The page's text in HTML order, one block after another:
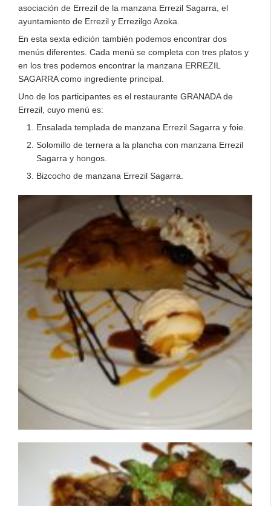
asociación de Errezil de la manzana Errezil Sagarra, el
ayuntamiento de Errezil y Errezilgo Azoka.
En esta sexta edición también podemos encontrar dos
menús diferentes. Cada menú se completa con tres platos y
en los tres podemos encontrar la manzana ERREZIL
SAGARRA como ingrediente principal.
Uno de los participantes es el restaurante GRANADA de
Errezil, cuyo menú es:
Ensalada templada de manzana Errezil Sagarra y foie.
Solomillo de ternera a la plancha con manzana Errezil
Sagarra y hongos.
Bizcocho de manzana Errezil Sagarra.